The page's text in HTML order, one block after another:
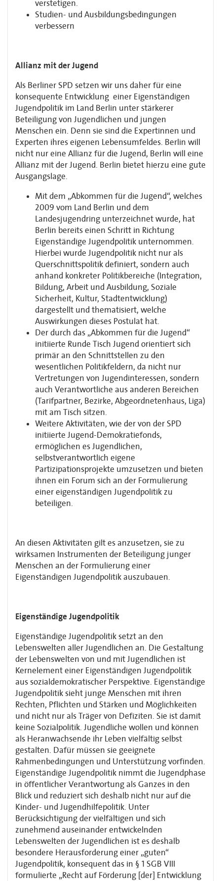
verstetigen.
Studien- und Ausbildungsbedingungen
verbessern
Allianz mit der Jugend
Als Berliner SPD setzen wir uns daher für eine
konsequente Entwicklung einer Eigenständigen
Jugendpolitik im Land Berlin unter stärkerer
Beteiligung von Jugendlichen und jungen
Menschen ein. Denn sie sind die Expertinnen und
Experten ihres eigenen Lebensumfeldes. Berlin will
nicht nur eine Allianz für die Jugend, Berlin will eine
Allianz mit der Jugend. Berlin bietet hierzu eine gute
Ausgangslage.
Mit dem „Abkommen für die Jugend“, welches
2009 vom Land Berlin und dem
Landesjugendring unterzeichnet wurde, hat
Berlin bereits einen Schritt in Richtung
Eigenständige Jugendpolitik unternommen.
Hierbei wurde Jugendpolitik nicht nur als
Querschnittspolitik definiert, sondern auch
anhand konkreter Politikbereiche (Integration,
Bildung, Arbeit und Ausbildung, Soziale
Sicherheit, Kultur, Stadtentwicklung)
dargestellt und thematisiert, welche
Auswirkungen dieses Postulat hat.
Der durch das „Abkommen für die Jugend“
initiierte Runde Tisch Jugend orientiert sich
primär an den Schnittstellen zu den
wesentlichen Politikfeldern, da nicht nur
Vertretungen von Jugendinteressen, sondern
auch Verantwortliche aus anderen Bereichen
(Tarifpartner, Bezirke, Abgeordnetenhaus, Liga)
mit am Tisch sitzen.
Weitere Aktivitäten, wie der von der SPD
initiierte Jugend-Demokratiefonds,
ermöglichen es Jugendlichen,
selbstverantwortlich eigene
Partizipationsprojekte umzusetzen und bieten
ihnen ein Forum sich an der Formulierung
einer eigenständigen Jugendpolitik zu
beteiligen.
An diesen Aktivitäten gilt es anzusetzen, sie zu
wirksamen Instrumenten der Beteiligung junger
Menschen an der Formulierung einer
Eigenständigen Jugendpolitik auszubauen.
Eigenständige Jugendpolitik
Eigenständige Jugendpolitik setzt an den
Lebenswelten aller Jugendlichen an. Die Gestaltung
der Lebenswelten von und mit Jugendlichen ist
Kernelement einer Eigenständigen Jugendpolitik
aus sozialdemokratischer Perspektive. Eigenständige
Jugendpolitik sieht junge Menschen mit ihren
Rechten, Pflichten und Stärken und Möglichkeiten
und nicht nur als Träger von Defiziten. Sie ist damit
keine Sozialpolitik. Jugendliche wollen und können
als Heranwachsende ihr Leben vielfältig selbst
gestalten. Dafür müssen sie geeignete
Rahmenbedingungen und Unterstützung vorfinden.
Eigenständige Jugendpolitik nimmt die Jugendphase
in öffentlicher Verantwortung als Ganzes in den
Blick und reduziert sich deshalb nicht nur auf die
Kinder- und Jugendhilfepolitik. Unter
Berücksichtigung der vielfältigen und sich
zunehmend auseinander entwickelnden
Lebenswelten der Jugendlichen ist es deshalb
besondere Herausforderung einer „guten“
Jugendpolitik, konsequent das in § 1 SGB VIII
formulierte „Recht auf Förderung [der] Entwicklung